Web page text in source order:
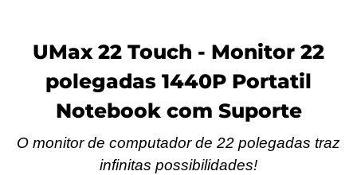
UMax 22 Touch - Monitor 22
polegadas 1440P Portatil
Notebook com Suporte
O monitor de computador de 22 polegadas traz
infinitas possibilidades!